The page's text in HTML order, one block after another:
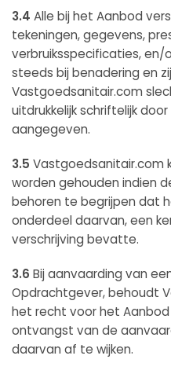
3.4 Alle bij het Aanbod
tekeningen, gegevens,
verbruiksspecificaties, en/
steeds bij benadering en
Vastgoedsanitair.com
uitdrukkelijk schriftelijk
aangegeven.
3.5 Vastgoedsanitair.com
worden gehouden indien
behoren te begrijpen dat
onderdeel daarvan, een
verschrijving bevatte.
3.6 Bij aanvaarding van
Opdrachtgever, behoudt
het recht voor het
ontvangst van de
daarvan af te wijken.